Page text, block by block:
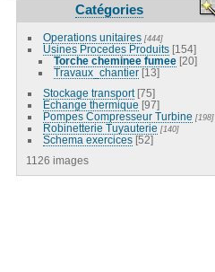
Catégories
Operations unitaires [444]
Usines Procedes Produits [154]
Torche cheminee fumee [20]
Travaux_chantier [13]
Stockage transport [75]
Echange thermique [97]
Pompes Compresseur Turbine [198]
Robinetterie Tuyauterie [140]
Schema exercices [52]
1126 images